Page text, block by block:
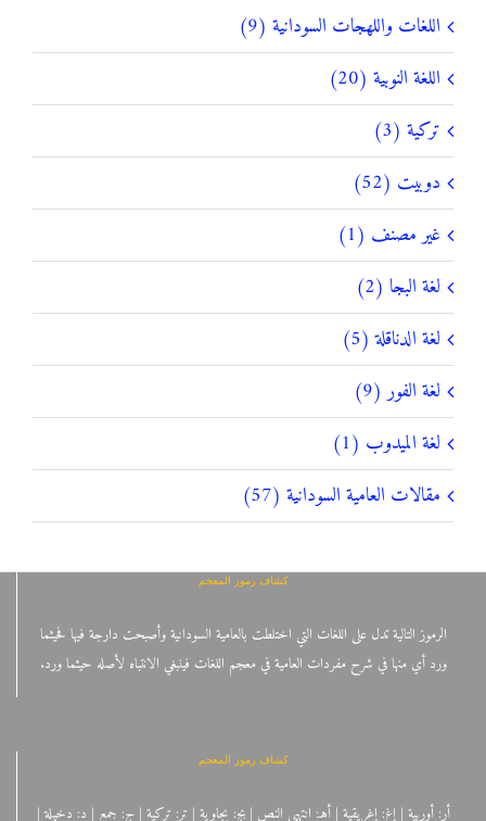
اللغات واللهجات السودانية (9)
اللغة النوبية (20)
تركية (3)
دوبيت (52)
غير مصنف (1)
لغة البجا (2)
لغة الدناقلة (5)
لغة الفور (9)
لغة الميدوب (1)
مقالات العامية السودانية (57)
كشاف رموز المعجم
الرموز التالية تدل على اللغات التي اختلطت بالعامية السودانية وأصبحت دارجة فيها فحيثما
ورد أي منها في شرح مفردات العامية في معجم اللغات فينبغي الانتباه لأصله حيثما ورد.
كشاف رموز المعجم
أر: أوربية | إغ: إغريقية | أهـ: انتهى النص | بج: بجاوية | تر: تركية | ج: جمع | د: دخيلة |